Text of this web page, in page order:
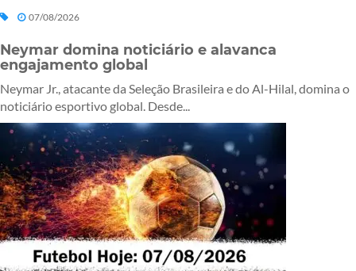
07/08/2026
Neymar domina noticiário e alavanca
engajamento global
Neymar Jr., atacante da Seleção Brasileira e do Al-Hilal, domina o
noticiário esportivo global. Desde...